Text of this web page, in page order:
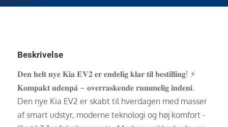
Beskrivelse
𝐃𝐞𝐧 𝐡𝐞𝐥𝐭 𝐧𝐲𝐞 𝐊𝐢𝐚 𝐄𝐕𝟐 𝐞𝐫 𝐞𝐧𝐝𝐞𝐥𝐢𝐠 𝐤𝐥𝐚𝐫 𝐭𝐢𝐥 𝐛𝐞𝐬𝐭𝐢𝐥𝐥𝐢𝐧𝐠! ⚡
𝐊𝐨𝐦𝐩𝐚𝐤𝐭 𝐮𝐝𝐞𝐧𝐩𝐚̊ – 𝐨𝐯𝐞𝐫𝐫𝐚𝐬𝐤𝐞𝐧𝐝𝐞 𝐫𝐮𝐦𝐦𝐞𝐥𝐢𝐠 𝐢𝐧𝐝𝐞𝐧𝐢.
Den nye Kia EV2 er skabt til hverdagen med masser
af smart udstyr, moderne teknologi og høj komfort -